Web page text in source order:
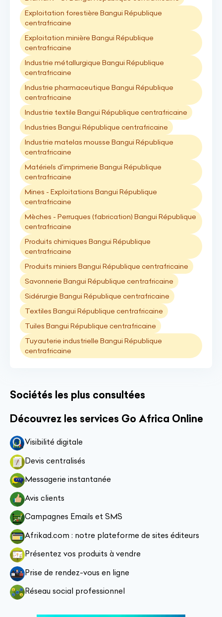
Exploitation forestière Bangui République
centrafricaine
Exploitation minière Bangui République
centrafricaine
Industrie métallurgique Bangui République
centrafricaine
Industrie pharmaceutique Bangui République
centrafricaine
Industrie textile Bangui République centrafricaine
Industries Bangui République centrafricaine
Industrie matelas mousse Bangui République
centrafricaine
Matériels d'imprimerie Bangui République
centrafricaine
Mines - Exploitations Bangui République
centrafricaine
Mèches - Perruques (fabrication) Bangui République
centrafricaine
Produits chimiques Bangui République
centrafricaine
Produits miniers Bangui République centrafricaine
Savonnerie Bangui République centrafricaine
Sidérurgie Bangui République centrafricaine
Textiles Bangui République centrafricaine
Tuiles Bangui République centrafricaine
Tuyauterie industrielle Bangui République
centrafricaine
Sociétés les plus consultées
Découvrez les services Go Africa Online
Visibilité digitale
Devis centralisés
Messagerie instantanée
Avis clients
Campagnes Emails et SMS
Afrikad.com : notre plateforme de sites éditeurs
Présentez vos produits à vendre
Prise de rendez-vous en ligne
Réseau social professionnel